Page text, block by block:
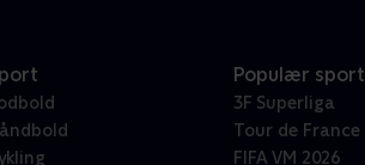
Populær sport
3F Superliga
Tour de France
FIFA VM 2026